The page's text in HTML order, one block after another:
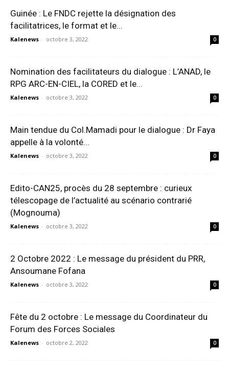
Guinée : Le FNDC rejette la désignation des
facilitatrices, le format et le...
Kalenews - octobre 3, 2022 0
Nomination des facilitateurs du dialogue : L’ANAD, le
RPG ARC-EN-CIEL, la CORED et le...
Kalenews - octobre 3, 2022 0
Main tendue du Col.Mamadi pour le dialogue : Dr Faya
appelle à la volonté...
Kalenews - octobre 3, 2022 0
Edito-CAN25, procès du 28 septembre : curieux
télescopage de l’actualité au scénario contrarié
(Mognouma)
Kalenews - octobre 3, 2022 0
2 Octobre 2022 : Le message du président du PRR,
Ansoumane Fofana
Kalenews - octobre 3, 2022 0
Fête du 2 octobre : Le message du Coordinateur du
Forum des Forces Sociales
Kalenews - octobre 2, 2022 0